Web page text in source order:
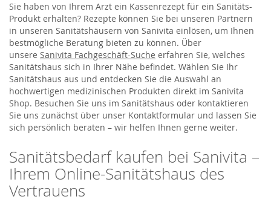
Sie haben von Ihrem Arzt ein Kassenrezept für ein Sanitäts-
Produkt erhalten? Rezepte können Sie bei unseren Partnern
in unseren Sanitätshäusern von Sanivita einlösen, um Ihnen
bestmögliche Beratung bieten zu können. Über
unsere Sanivita Fachgeschäft-Suche erfahren Sie, welches
Sanitätshaus sich in Ihrer Nähe befindet. Wählen Sie Ihr
Sanitätshaus aus und entdecken Sie die Auswahl an
hochwertigen medizinischen Produkten direkt im Sanivita
Shop. Besuchen Sie uns im Sanitätshaus oder kontaktieren
Sie uns zunächst über unser Kontaktformular und lassen Sie
sich persönlich beraten – wir helfen Ihnen gerne weiter.
Sanitätsbedarf kaufen bei Sanivita –
Ihrem Online-Sanitätshaus des
Vertrauens